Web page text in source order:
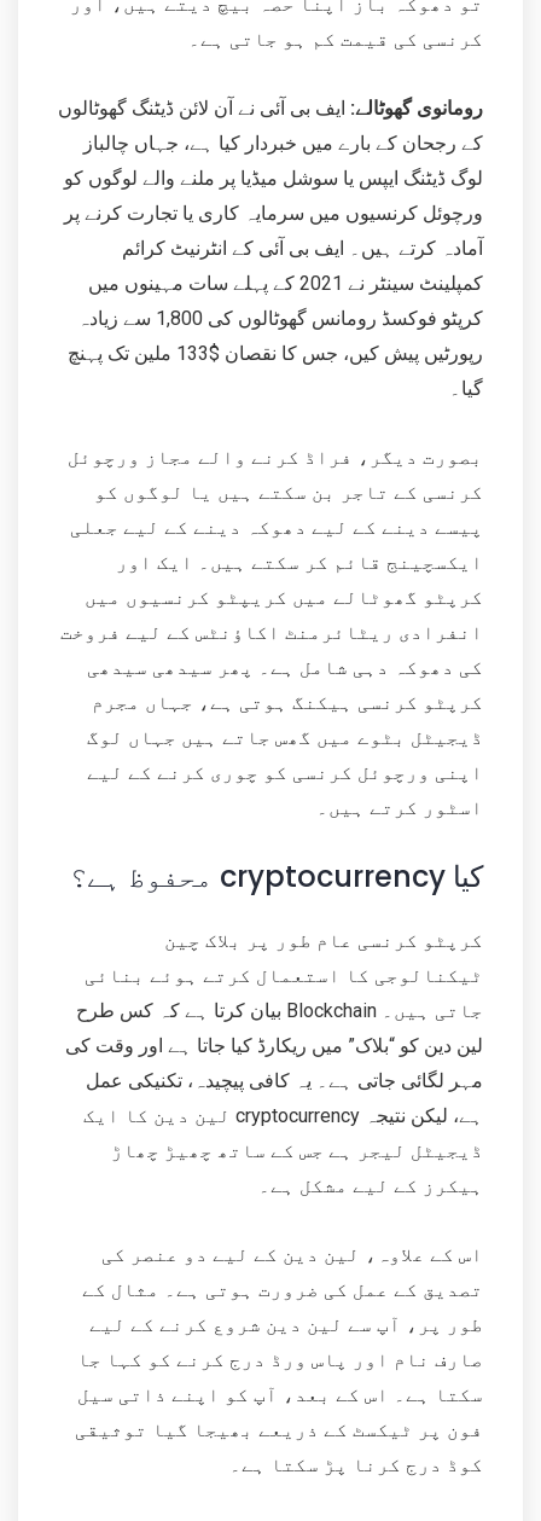
کرنسی کی قیمت کم ہو جاتی ہے۔
رومانوی گھوٹالے: ایف بی آئی نے آن لائن ڈیٹنگ گھوٹالوں
کے رجحان کے بارے میں خبردار کیا ہے، جہاں چالباز
لوگ ڈیٹنگ ایپس یا سوشل میڈیا پر ملنے والے لوگوں کو
ورچوئل کرنسیوں میں سرمایہ کاری یا تجارت کرنے پر
آمادہ کرتے ہیں۔ ایف بی آئی کے انٹرنیٹ کرائم
کمپلینٹ سینٹر نے 2021 کے پہلے سات مہینوں میں
کرپٹو فوکسڈ رومانس گھوٹالوں کی 1,800 سے زیادہ
رپورٹیں پیش کیں، جس کا نقصان $133 ملین تک پہنچ
گیا۔
بصورت دیگر، فراڈ کرنے والے مجاز ورچوئل
کرنسی کے تاجر بن سکتے ہیں یا لوگوں کو
پیسے دینے کے لیے دھوکہ دینے کے لیے جعلی
ایکسچینج قائم کر سکتے ہیں۔ ایک اور
کرپٹو گھوٹالے میں کریپٹو کرنسیوں میں
انفرادی ریٹائرمنٹ اکاؤنٹس کے لیے فروخت
کی دھوکہ دہی شامل ہے۔ پھر سیدھی سیدھی
کرپٹو کرنسی ہیکنگ ہوتی ہے، جہاں مجرم
ڈیجیٹل بٹوے میں گھس جاتے ہیں جہاں لوگ
اپنی ورچوئل کرنسی کو چوری کرنے کے لیے
اسٹور کرتے ہیں۔
کیا cryptocurrency محفوظ ہے؟
کرپٹو کرنسی عام طور پر بلاک چین
ٹیکنالوجی کا استعمال کرتے ہوئے بنائی
جاتی ہیں۔ Blockchain بیان کرتا ہے کہ کس طرح
لین دین کو “بلاک” میں ریکارڈ کیا جاتا ہے اور وقت کی
مہر لگائی جاتی ہے۔ یہ کافی پیچیدہ، تکنیکی عمل
ہے، لیکن نتیجہ cryptocurrency لین دین کا ایک
ڈیجیٹل لیجر ہے جس کے ساتھ چھیڑ چھاڑ
ہیکرز کے لیے مشکل ہے۔
اس کے علاوہ، لین دین کے لیے دو عنصر کی
تصدیق کے عمل کی ضرورت ہوتی ہے۔ مثال کے
طور پر، آپ سے لین دین شروع کرنے کے لیے
صارف نام اور پاس ورڈ درج کرنے کو کہا جا
سکتا ہے۔ اس کے بعد، آپ کو اپنے ذاتی سیل
فون پر ٹیکسٹ کے ذریعے بھیجا گیا توثیقی
کوڈ درج کرنا پڑ سکتا ہے۔